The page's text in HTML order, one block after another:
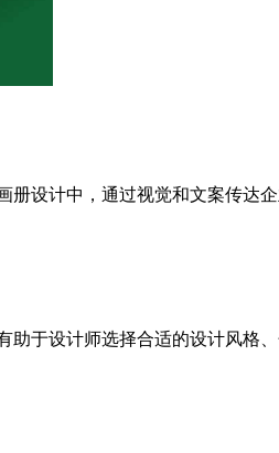
设计中，通过视觉和文案传达
于设计师选择合适的设计风格